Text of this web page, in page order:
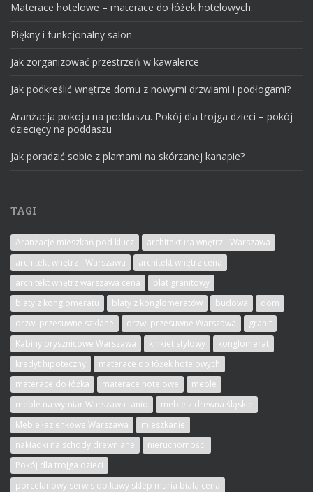
Materace hotelowe – materace do łóżek hotelowych.
Piękny i funkcjonalny salon
Jak zorganizować przestrzeń w kawalerce
Jak podkreślić wnętrze domu z nowymi drzwiami i podłogami?
Aranżacja pokoju na poddaszu. Pokój dla trojga dzieci – pokój
dziecięcy na poddaszu
Jak poradzić sobie z plamami na skórzanej kanapie?
TAGI
Aranżacje mieszkań pod klucz
architektura wnętrz - Warszawa
architekt wnętrz - Warszawa
architekt wnętrz cena
architekt wnętrz warszawa cena
blat granitowy
blaty z konglomeratu
blaty z konglomeratów budowa
dom
drzwi przesuwne szklane
drzwi przesuwne Warszawa
granit
Kabiny prysznicowe Warszawa
kinkiet stylowy
konglomerat
kredyt hipoteczny
materace do łóżek hotelowych
materace do łóżka
materace hotelowe
meble
meble na wymiar Warszawa tanio
meble z drewna śląskie
Meble łazienkowe Warszawa
mieszkanie
nakładki na schody drewniane
nieruchomości
Pokój dla trojga dzieci
porcelanowy serwis do kawy sklep maria biała cena